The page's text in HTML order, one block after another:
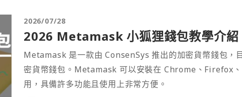
2026/07/28
2026 Metamask 小狐狸錢包教學介
Metamask 是一款由 ConsenSys 推出的加密貨幣錢包，
密貨幣錢包。Metamask 可以安裝在 Chrome、Firefox
用，具備許多功能且使用上非常方便。